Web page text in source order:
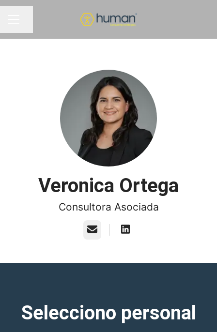
Compartir página
Veronica Ortega
Consultora Asociada
Correo electrónico
Selecciono personal